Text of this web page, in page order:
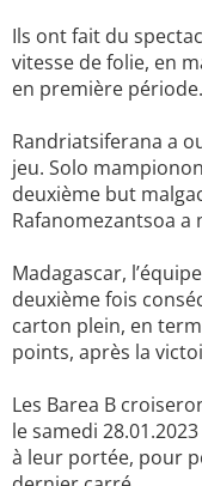
Ils ont fait du
vitesse de folie, en
en première période.
Randriatsiferana a
jeu. Solo
deuxième but
Rafanomezantsoa a
Madagascar,
deuxième fois
carton plein, en
points, après la
Les Barea B
le samedi
à leur portée, pour